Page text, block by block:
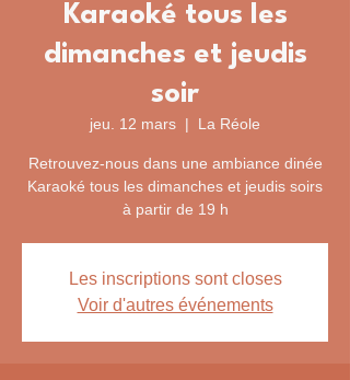
Karaoké tous les
dimanches et jeudis
soir
jeu. 12 mars
  |
La Réole
Retrouvez-nous dans une ambiance dinée
Karaoké tous les dimanches et jeudis soirs
à partir de 19 h
Les inscriptions sont closes
Voir d'autres événements